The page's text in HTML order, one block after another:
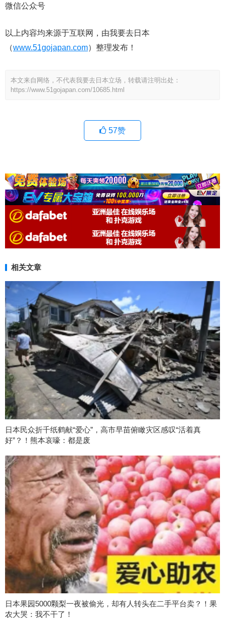
微信公众号
以上内容均来源于互联网，由我要去日本
（www.51gojapan.com）整理发布！
本文来自网络，不代表我要去日本立场，转载请注明出处：
https://www.51gojapan.com/10685.html
57赞
相关文章
日本民众折千纸鹤献“爱心”，高市早苗俯瞰灾区感叹“活着真
好”？！熊本哀嚎：都是废
日本果园5000颗梨一夜被偷光，却有人转头在二手平台卖？！果
农大哭：我不干了！